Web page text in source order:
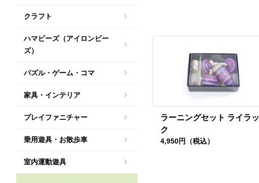
クラフト
ハマビーズ（アイロンビー
ズ）
パズル・ゲーム・コマ
家具・インテリア
プレイファニチャー
乗用遊具・お散歩車
室内運動遊具
ラーニングセット ライラッ
ク
4,950円（税込）